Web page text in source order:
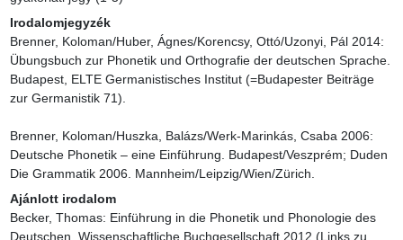
Irodalomjegyzék
Brenner, Koloman/Huber, Ágnes/Korencsy, Ottó/Uzonyi, Pál 2014:
Übungsbuch zur Phonetik und Orthografie der deutschen Sprache.
Budapest, ELTE Germanistisches Institut (=Budapester Beiträge
zur Germanistik 71).
Brenner, Koloman/Huszka, Balázs/Werk-Marinkás, Csaba 2006:
Deutsche Phonetik – eine Einführung. Budapest/Veszprém; Duden
Die Grammatik 2006. Mannheim/Leipzig/Wien/Zürich.
Ajánlott irodalom
Becker, Thomas: Einführung in die Phonetik und Phonologie des
Deutschen. Wissenschaftliche Buchgesellschaft 2012 (Links zu